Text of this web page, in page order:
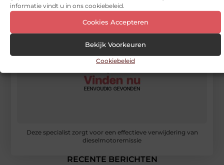
informatie vindt u in ons cookiebeleid.
Cookies Accepteren
Bekijk Voorkeuren
Cookiebeleid
Deze specialist zorgt voor een effectieve verwijdering van
dieselmotoremissie
RECENTE BERICHTEN